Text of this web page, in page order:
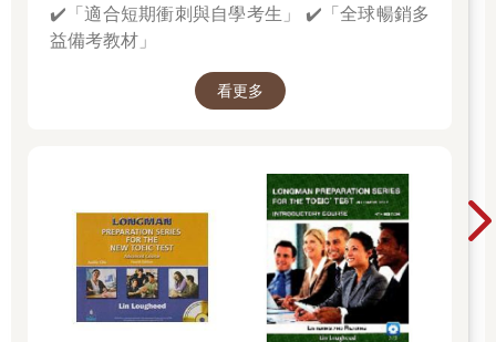
✔️「適合短期衝刺與自學考生」 ✔️「全球暢銷多
益備考教材」
看更多